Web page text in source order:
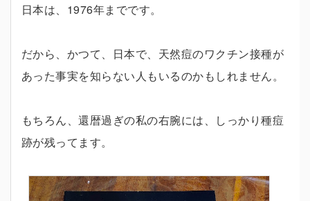
日本は、1976年までです。
だから、かつて、日本で、天然痘のワクチン接種が
あった事実を知らない人もいるのかもしれません。
もちろん、還暦過ぎの私の右腕には、しっかり種痘
跡が残ってます。